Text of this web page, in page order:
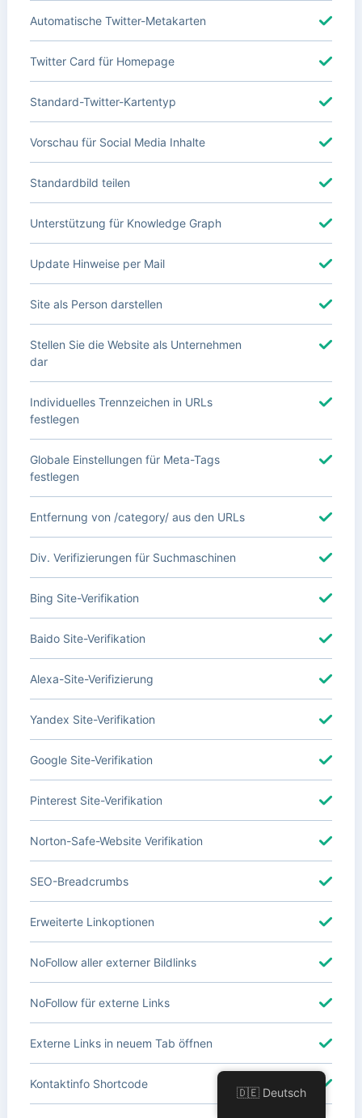
Automatische Twitter-Metakarten
Twitter Card für Homepage
Standard-Twitter-Kartentyp
Vorschau für Social Media Inhalte
Standardbild teilen
Unterstützung für Knowledge Graph
Update Hinweise per Mail
Site als Person darstellen
Stellen Sie die Website als Unternehmen
dar
Individuelles Trennzeichen in URLs
festlegen
Globale Einstellungen für Meta-Tags
festlegen
Entfernung von /category/ aus den URLs
Div. Verifizierungen für Suchmaschinen
Bing Site-Verifikation
Baido Site-Verifikation
Alexa-Site-Verifizierung
Yandex Site-Verifikation
Google Site-Verifikation
Pinterest Site-Verifikation
Norton-Safe-Website Verifikation
SEO-Breadcrumbs
Erweiterte Linkoptionen
NoFollow aller externer Bildlinks
NoFollow für externe Links
Externe Links in neuem Tab öffnen
Kontaktinfo Shortcode
🇩🇪 Deutsch